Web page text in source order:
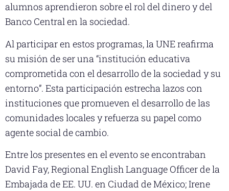
alumnos aprendieron sobre el rol del dinero y del
Banco Central en la sociedad.
Al participar en estos programas, la UNE reafirma
su misión de ser una “institución educativa
comprometida con el desarrollo de la sociedad y su
entorno”. Esta participación estrecha lazos con
instituciones que promueven el desarrollo de las
comunidades locales y refuerza su papel como
agente social de cambio.
Entre los presentes en el evento se encontraban
David Fay, Regional English Language Officer de la
Embajada de EE. UU. en Ciudad de México; Irene